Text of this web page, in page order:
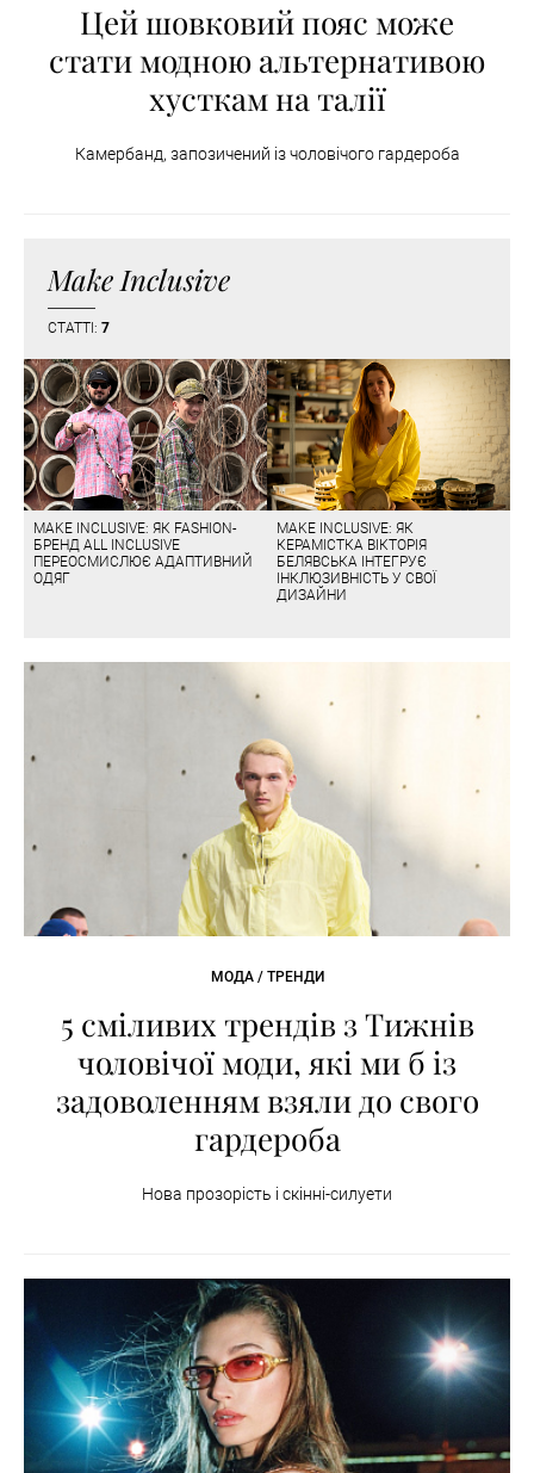
Цей шовковий пояс може
стати модною альтернативою
хусткам на талії
Камербанд, запозичений із чоловічого гардероба
Make Inclusive
СТАТТІ: 7
MAKE INCLUSIVE: ЯК FASHION-
БРЕНД ALL INCLUSIVE
ПЕРЕОСМИСЛЮЄ АДАПТИВНИЙ
ОДЯГ
MAKE INCLUSIVE: ЯК
КЕРАМІСТКА ВІКТОРІЯ
БЕЛЯВСЬКА ІНТЕГРУЄ
ІНКЛЮЗИВНІСТЬ У СВОЇ
ДИЗАЙНИ
МОДА / ТРЕНДИ
5 сміливих трендів з Тижнів
чоловічої моди, які ми б із
задоволенням взяли до свого
гардероба
Нова прозорість і скінні-силуети